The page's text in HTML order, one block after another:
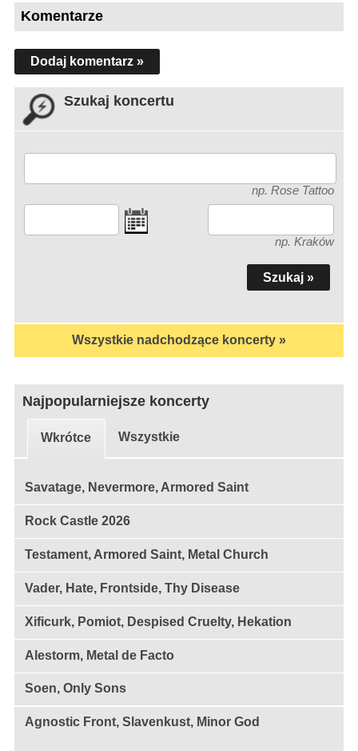
Komentarze
Dodaj komentarz »
Szukaj koncertu
np. Rose Tattoo
np. Kraków
Wszystkie nadchodzące koncerty »
Najpopularniejsze koncerty
Wkrótce Wszystkie
Savatage, Nevermore, Armored Saint
Rock Castle 2026
Testament, Armored Saint, Metal Church
Vader, Hate, Frontside, Thy Disease
Xificurk, Pomiot, Despised Cruelty, Hekation
Alestorm, Metal de Facto
Soen, Only Sons
Agnostic Front, Slavenkust, Minor God